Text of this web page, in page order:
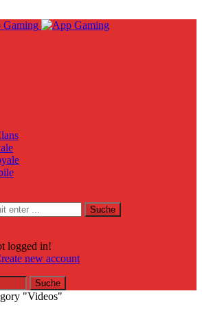
logged in!
new account
"Videos"